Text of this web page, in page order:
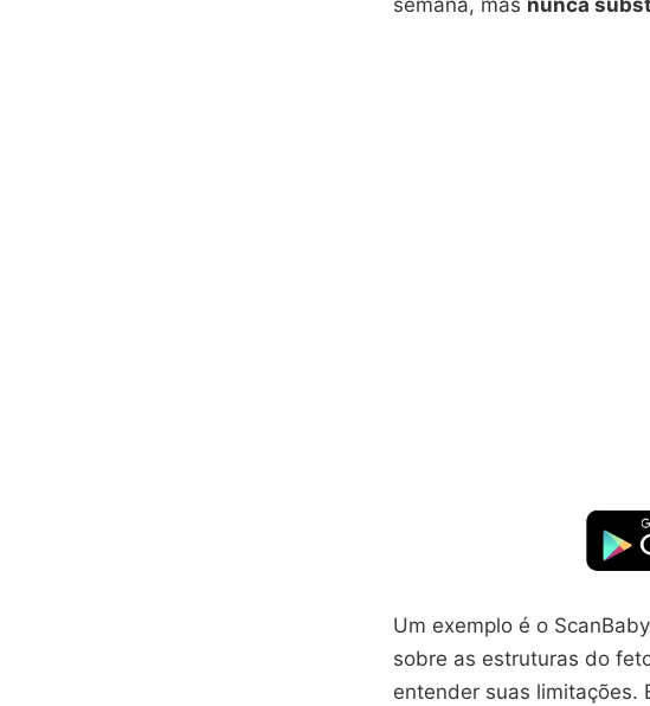
semana, mas nunca
Um exemplo é o
sobre as estruturas do
entender suas limitações.